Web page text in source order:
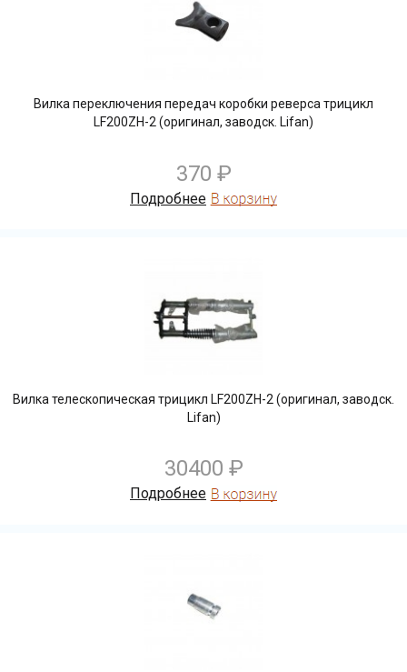
Вилка переключения передач коробки реверса трицикл
LF200ZH-2 (оригинал, заводск. Lifan)
370 ₽
Подробнее
Вилка телескопическая трицикл LF200ZH-2 (оригинал, заводск.
Lifan)
30400 ₽
Подробнее